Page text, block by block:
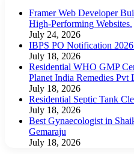
Framer Web Developer
High-Performing Websites.
July 24, 2026
IBPS PO Notification
July 18, 2026
Residential WHO GMP
Planet India Remedies Pvt
July 18, 2026
Residential Septic Tank
July 18, 2026
Best Gynaecologist in
Gemaraju
July 18, 2026